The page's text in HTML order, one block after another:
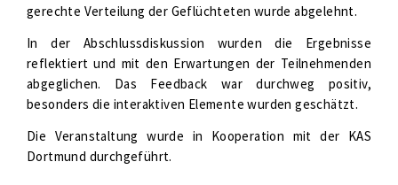
gerechte Verteilung der Geflüchteten wurde abgelehnt.
In der Abschlussdiskussion wurden die Ergebnisse
reflektiert und mit den Erwartungen der Teilnehmenden
abgeglichen. Das Feedback war durchweg positiv,
besonders die interaktiven Elemente wurden geschätzt.
Die Veranstaltung wurde in Kooperation mit der KAS
Dortmund durchgeführt.